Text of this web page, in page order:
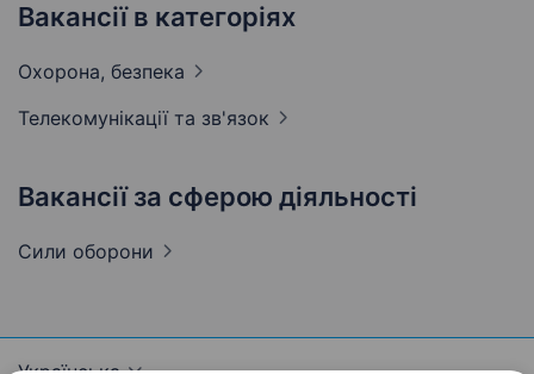
Вакансії в категоріях
Охорона, безпека
Телекомунікації та зв'язок
Вакансії за сферою діяльності
Сили оборони